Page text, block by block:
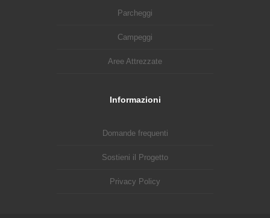
Parcheggi
Campeggi
Aree Attrezzate
Informazioni
Domande frequenti
Sostieni il Progetto
Privacy Policy